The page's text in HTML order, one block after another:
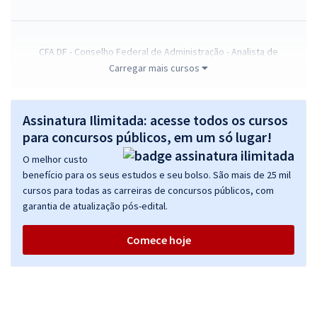
CFA DF - Conselho Federal de Administração - Analista de
Contabilidade (Pré-edital)
34,66
Economize R$ 103,98 (-20%)
Comprar
CFA DF - Conselho Federal de Administração - Assistente
Administrativo (Pré-edital)
à vista
ou 12x deR$32,66
Carregar mais cursos
Assinatura Ilimitada: acesse todos os cursos
para concursos públicos, em um só lugar!
O melhor custo
benefício para os seus estudos e seu bolso. São mais de 25 mil
cursos para todas as carreiras de concursos públicos, com
garantia de atualização pós-edital.
Comece hoje